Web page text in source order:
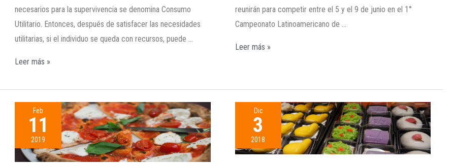
necesarios para la supervivencia se denomina Consumo
Utilitario. Entonces, después de satisfacer las necesidades
utilitarias, si el individuo se queda con recursos, puede …
Leer más »
reunirán para competir entre el 5 y el 9 de junio en el 1°
Campeonato Latinoamericano de …
Leer más »
Feb
11
2019
Dic
3
2018